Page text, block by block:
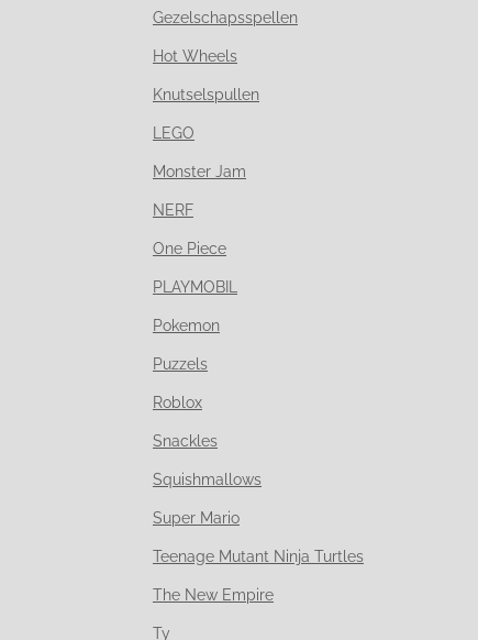
Gezelschapsspellen
Hot Wheels
Knutselspullen
LEGO
Monster Jam
NERF
One Piece
PLAYMOBIL
Pokemon
Puzzels
Roblox
Snackles
Squishmallows
Super Mario
Teenage Mutant Ninja Turtles
The New Empire
Ty